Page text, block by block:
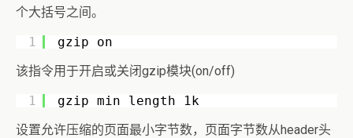
个大括号之间。
1
gzip on
该指令用于开启或关闭gzip模块(on/off)
1
gzip_min_length 1k
设置允许压缩的页面最小字节数，页面字节数从header头